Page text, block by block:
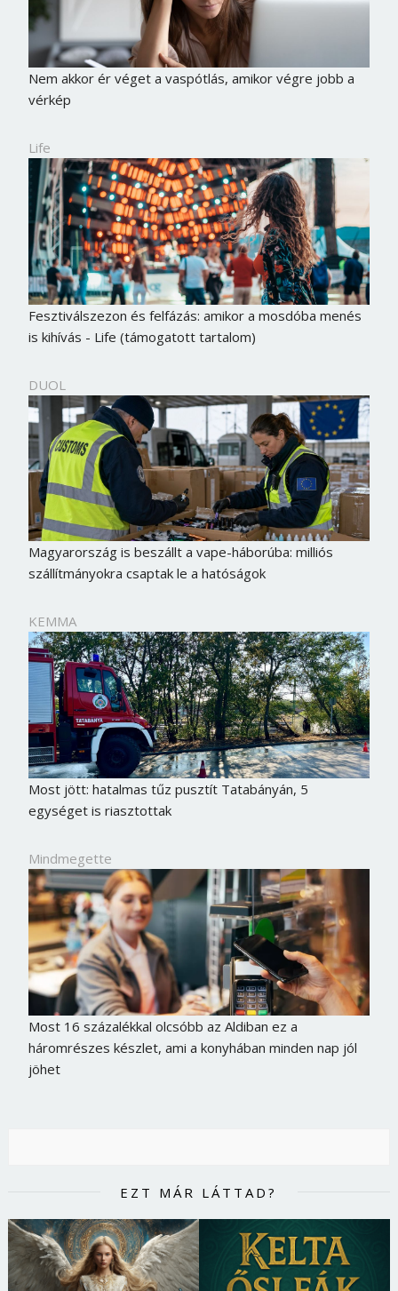
Nem akkor ér véget a vaspótlás, amikor végre jobb a
vérkép
Life
Fesztiválszezon és felfázás: amikor a mosdóba menés
is kihívás - Life (támogatott tartalom)
DUOL
Magyarország is beszállt a vape-háborúba: milliós
szállítmányokra csaptak le a hatóságok
KEMMA
Most jött: hatalmas tűz pusztít Tatabányán, 5
egységet is riasztottak
Mindmegette
Most 16 százalékkal olcsóbb az Aldiban ez a
háromrészes készlet, ami a konyhában minden nap jól
jöhet
EZT MÁR LÁTTAD?